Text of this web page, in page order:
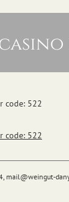
code: 522
code: 522
mail@weingut-